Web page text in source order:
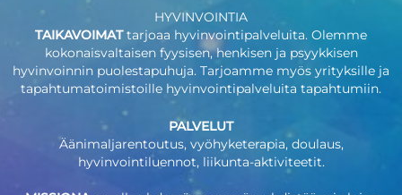
HYVINVOINTIA
TAIKAVOIMATtarjoaa hyvinvointipalveluita. Olemme
kokonaisvaltaisen fyysisen, henkisen ja psyykkisen
hyvinvoinnin puolestapuhuja. Tarjoamme myös yrityksille ja
tapahtumatoimistoille hyvinvointipalveluita tapahtumiin.
PALVELUT
Äänimaljarentoutus, vyöhyketerapia, doulaus,
hyvinvointiluennot, liikunta-aktiviteetit.